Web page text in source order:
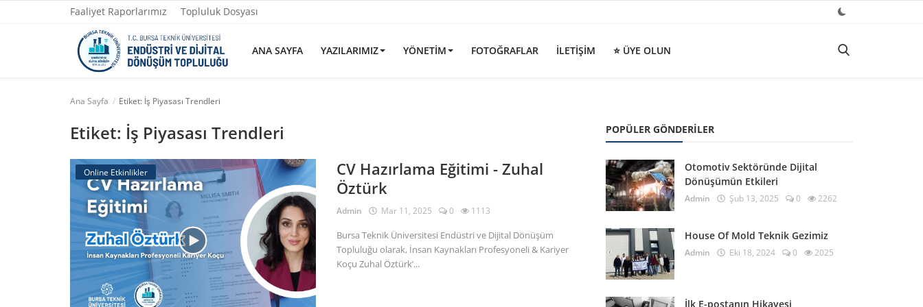
Faaliyet Raporlarımız Topluluk Dosyası
ANA SAYFA YAZILARIMIZ YÖNETIM FOTOĞRAFLAR İLETIŞIM ⭐ ÜYE OLUN
Topluluk Dosyası
Ana Sayfa Etiket: İş Piyasası Trendleri
Etiket: İş Piyasası Trendleri
Online Etkinlikler
CV Hazırlama Eğitimi - Zuhal
Öztürk
Admin Mar 11, 2025 0 1113
Bursa Teknik Üniversitesi Endüstri ve Dijital Dönüşüm
Topluluğu olarak, İnsan Kaynakları Profesyoneli & Kariyer
Koçu Zuhal Öztürk’...
POPÜLER GÖNDERILER
Otomotiv Sektöründe Dijital
Dönüşümün Etkileri
Admin Şub 13, 2025 0 2262
House Of Mold Teknik Gezimiz
Admin Eki 18, 2024 0 2025
İlk E-postanın Hikayesi